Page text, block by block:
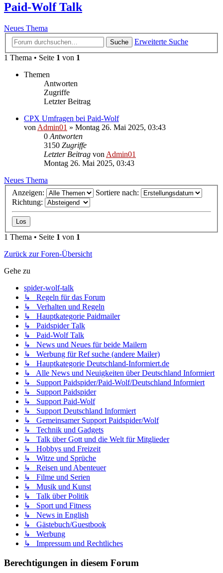
Paid-Wolf Talk
Neues Thema
Suche
Erweiterte Suche
1 Thema • Seite 1 von 1
Themen
Antworten
Zugriffe
Letzter Beitrag
CPX Umfragen bei Paid-Wolf
von Admin01 » Montag 26. Mai 2025, 03:43
0 Antworten
3150 Zugriffe
Letzter Beitrag von Admin01
Montag 26. Mai 2025, 03:43
Neues Thema
Anzeigen:
Sortiere nach:
Richtung:
1 Thema • Seite 1 von 1
Zurück zur Foren-Übersicht
Gehe zu
spider-wolf-talk
↳ Regeln für das Forum
↳ Verhalten und Regeln
↳ Hauptkategorie Paidmailer
↳ Paidspider Talk
↳ Paid-Wolf Talk
↳ News und Neues für beide Mailern
↳ Werbung für Ref suche (andere Mailer)
↳ Hauptkategorie Deutschland-Informiert.de
↳ Alle News und Neuigkeiten über Deutschland Informiert
↳ Support Paidspider/Paid-Wolf/Deutschland Informiert
↳ Support Paidspider
↳ Support Paid-Wolf
↳ Support Deutschland Informiert
↳ Gemeinsamer Support Paidspider/Wolf
↳ Technik und Gadgets
↳ Talk über Gott und die Welt für Mitglieder
↳ Hobbys und Freizeit
↳ Witze und Sprüche
↳ Reisen und Abenteuer
↳ Filme und Serien
↳ Musik und Kunst
↳ Talk über Politik
↳ Sport und Fitness
↳ News in English
↳ Gästebuch/Guestbook
↳ Werbung
↳ Impressum und Rechtliches
Berechtigungen in diesem Forum